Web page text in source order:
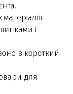
і
в короткий
для